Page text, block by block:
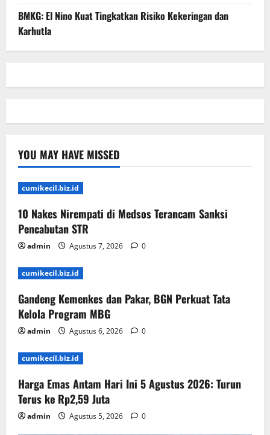
BMKG: El Nino Kuat Tingkatkan Risiko Kekeringan dan
Karhutla
YOU MAY HAVE MISSED
cumikecil.biz.id
10 Nakes Nirempati di Medsos Terancam Sanksi
Pencabutan STR
admin Agustus 7, 2026 0
cumikecil.biz.id
Gandeng Kemenkes dan Pakar, BGN Perkuat Tata
Kelola Program MBG
admin Agustus 6, 2026 0
cumikecil.biz.id
Harga Emas Antam Hari Ini 5 Agustus 2026: Turun
Terus ke Rp2,59 Juta
admin Agustus 5, 2026 0